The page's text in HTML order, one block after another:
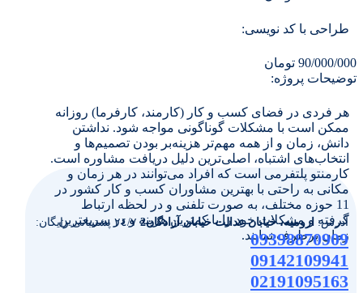
طراحی با کد نویسی:
90/000/000 تومان
توضیحات پروژه:
هر فردی در فضای کسب و کار (کارمند، کارفرما) روزانه
ممکن است با مشکلات گوناگونی مواجه شود. نداشتن
دانش، زمان و از همه مهم‌تر هزینه‌بر بودن تصمیم‌ها و
انتخاب‌های اشتباه، اصلی‌ترین دلیل دریافت مشاوره است.
کارمنتو پلتفرمی است که افراد می‌توانند در هر زمان و
مکانی به راحتی با بهترین مشاوران کسب و کار کشور در
11 حوزه‌ مختلف، به صورت تلفنی و در لحظه ارتباط
گرفته و مشکلات خود را با کمترین هزینه و در سریعترین
زمان برطرف نمایند.
آدرس: ارومیه، خیابان عدالت خیابان آزادگان2 ٢٤/٧ پشتیبانی رایگان:
09398870909
09142109941
02191095163